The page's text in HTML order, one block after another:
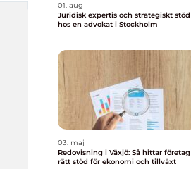
01. aug
Juridisk expertis och strategiskt stöd
hos en advokat i Stockholm
03. maj
Redovisning i Växjö: Så hittar företag
rätt stöd för ekonomi och tillväxt